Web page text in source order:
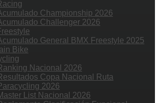
Championship 2026
Challenger 2026
General BMX Freestyle 2025
Bike
Nacional 2026
Copa Nacional Ruta
2026
List Nacional 2026